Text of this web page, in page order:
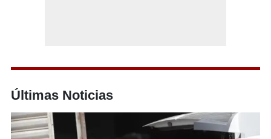
Últimas Noticias